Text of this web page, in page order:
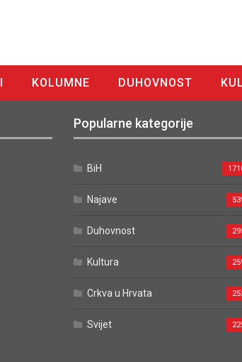
KOLUMNE DUHOVNOST
Popularne kategorije
BiH
Najave
Duhovnost
Kultura
Crkva u Hrvata
Svijet